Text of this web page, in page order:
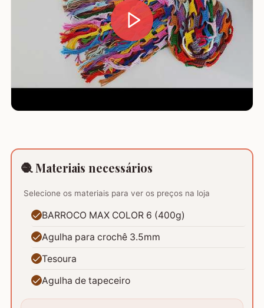
🧶 Materiais necessários
Selecione os materiais para ver os preços na loja
BARROCO MAX COLOR 6 (400g)
Agulha para crochê 3.5mm
Tesoura
Agulha de tapeceiro